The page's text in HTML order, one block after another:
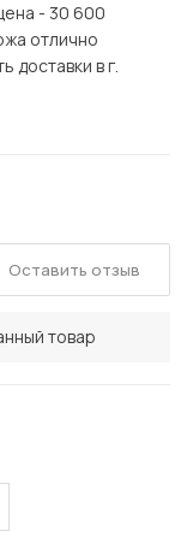
- 30 600
отлично
доставки в г.
товар
Оставить отзыв